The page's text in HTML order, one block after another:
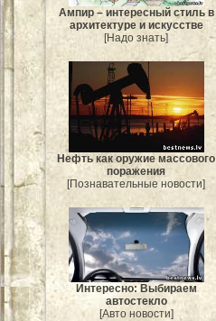
Ампир – интересный стиль в
архитектуре и искусстве
[Надо знать]
Нефть как оружие массового
поражения
[Познавательные новости]
Интересно: Выбираем
автостекло
[Авто новости]